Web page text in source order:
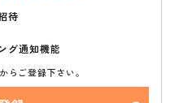
待
グ通知機能
らご登録下さい。